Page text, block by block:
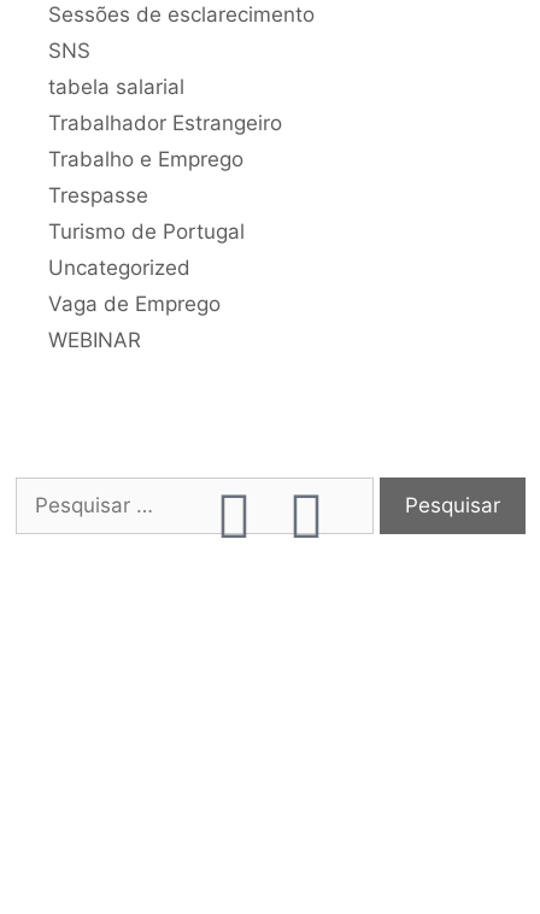
Sessões de esclarecimento
SNS
tabela salarial
Trabalhador Estrangeiro
Trabalho e Emprego
Trespasse
Turismo de Portugal
Uncategorized
Vaga de Emprego
WEBINAR